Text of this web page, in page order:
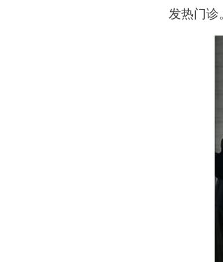
发热门诊。